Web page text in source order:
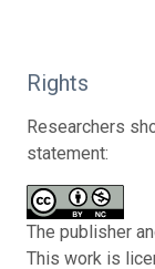
Rights
Researchers
statement:
The publisher
This work is